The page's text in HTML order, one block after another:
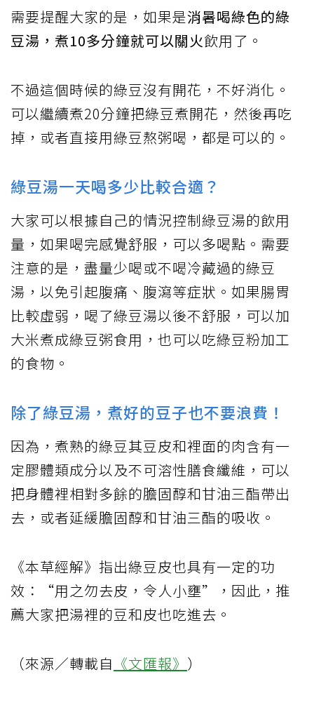
需要提醒大家的是，如果是消暑喝綠色的綠
豆湯，煮10多分鐘就可以關火飲用了。
不過這個時候的綠豆沒有開花，不好消化。
可以繼續煮20分鐘把綠豆煮開花，然後再吃
掉，或者直接用綠豆熬粥喝，都是可以的。
綠豆湯一天喝多少比較合適？
大家可以根據自己的情況控制綠豆湯的飲用
量，如果喝完感覺舒服，可以多喝點。需要
注意的是，盡量少喝或不喝冷藏過的綠豆
湯，以免引起腹痛、腹瀉等症狀。如果腸胃
比較虛弱，喝了綠豆湯以後不舒服，可以加
大米煮成綠豆粥食用，也可以吃綠豆粉加工
的食物。
除了綠豆湯，煮好的豆子也不要浪費！
因為，煮熟的綠豆其豆皮和裡面的肉含有一
定膠體類成分以及不可溶性膳食纖維，可以
把身體裡相對多餘的膽固醇和甘油三酯帶出
去，或者延緩膽固醇和甘油三酯的吸收。
《本草經解》指出綠豆皮也具有一定的功
效：“用之勿去皮，令人小壅”，因此，推
薦大家把湯裡的豆和皮也吃進去。
（來源／轉載自 《文匯報》 ）